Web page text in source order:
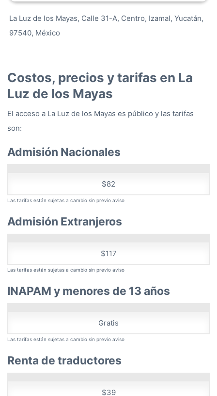
La Luz de los Mayas, Calle 31-A, Centro, Izamal, Yucatán,
97540, México
Costos, precios y tarifas en La
Luz de los Mayas
El acceso a La Luz de los Mayas es público y las tarifas
son:
Admisión Nacionales
Las tarifas están sujetas a cambio sin previo aviso
$82
Admisión Extranjeros
Las tarifas están sujetas a cambio sin previo aviso
$117
INAPAM y menores de 13 años
Las tarifas están sujetas a cambio sin previo aviso
Gratis
Renta de traductores
$39